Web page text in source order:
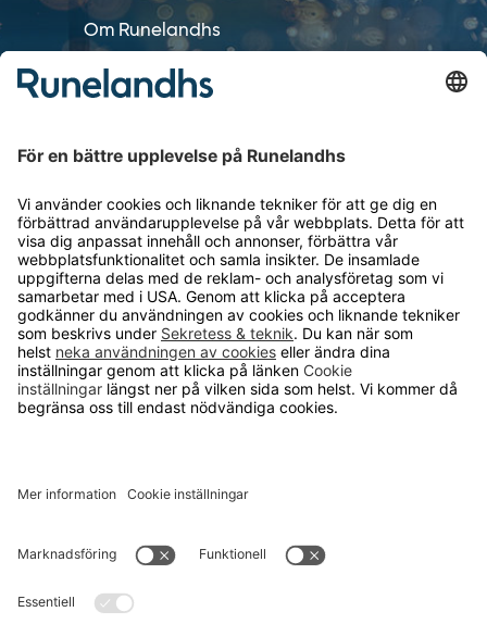
Om Runelandhs
Köpvillkor
Lediga jobb
Kvalitets- och miljöpolicy
Läsvärt
TELEFON
0480-15940
E-POST